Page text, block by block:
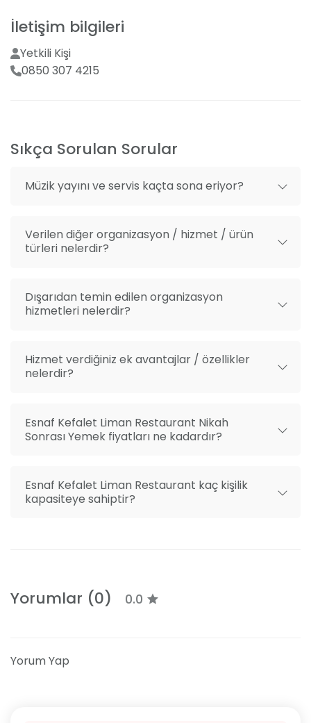
edecek şekilde zengin seçenekler sunuyor.
Müzisyenlerimiz, eğlencenizi zirveye taşıyacak
melodileriyle geceye renk katıyor. Ve nihayet, mutlu
anlarınızı ölümsüzleştirecek fotoğraf karelerimizle o
Mekan dışı organizasyon getirme
İletişim bilgileri
Yetkili Kişi
0850 307 4215
Sıkça Sorulan Sorular
Müzik yayını ve servis kaçta sona eriyor?
Verilen diğer organizasyon / hizmet / ürün
türleri nelerdir?
Dışarıdan temin edilen organizasyon
hizmetleri nelerdir?
Hizmet verdiğiniz ek avantajlar / özellikler
nelerdir?
Esnaf Kefalet Liman Restaurant Nikah
Sonrası Yemek fiyatları ne kadardır?
Esnaf Kefalet Liman Restaurant kaç kişilik
kapasiteye sahiptir?
Yorumlar (0) 0.0
Yorum Yap